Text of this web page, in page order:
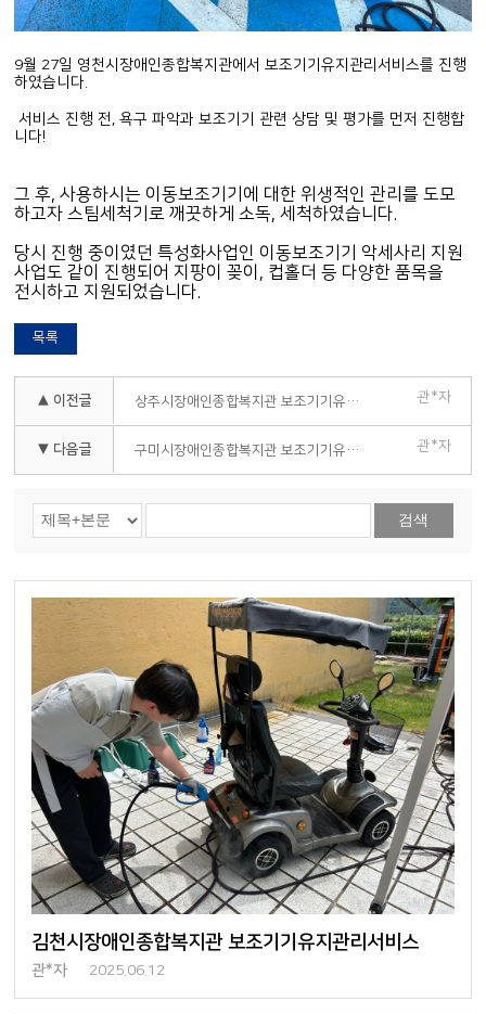
9월 27일 영천시장애인종합복지관에서 보조기기유지관리서비스를 진행
하였습니다.
서비스 진행 전, 욕구 파악과 보조기기 관련 상담 및 평가를 먼저 진행합
니다!
그 후, 사용하시는 이동보조기기에 대한 위생적인 관리를 도모
하고자 스팀세척기로 깨끗하게 소독, 세척하였습니다.
당시 진행 중이였던 특성화사업인 이동보조기기 악세사리 지원
사업도 같이 진행되어 지팡이 꽂이, 컵홀더 등 다양한 품목을
전시하고 지원되었습니다.
목록
▲ 이전글 상주시장애인종합복지관 보조기기유지관리서비스 관*자
▼ 다음글 구미시장애인종합복지관 보조기기유지관리서비스 관*자
검색
김천시장애인종합복지관 보조기기유지관리서비스
관*자 2025.06.12